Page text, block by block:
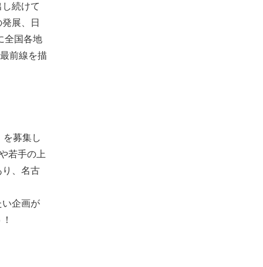
続けて
展、日
全国各地
前線を描
を募集し
若手の上
り、名古
い企画が